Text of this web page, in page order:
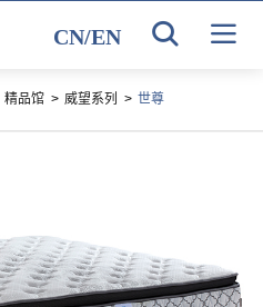
CN/EN
精品馆 > 威望系列 > 世尊